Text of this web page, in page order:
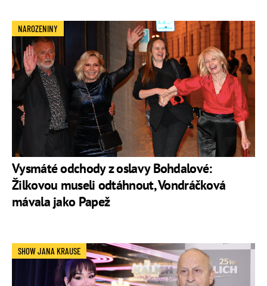
Vysmáté odchody z oslavy Bohdalové:
Žilkovou museli odtáhnout, Vondráčková
mávala jako Papež
NAROZENINY
SHOW JANA KRAUSE